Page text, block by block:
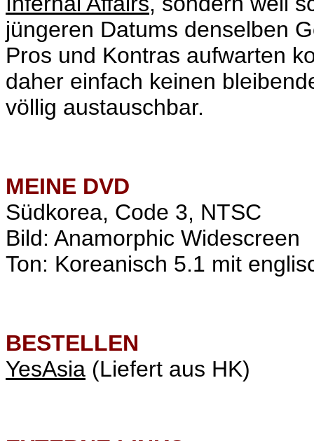
jüngeren Datums denselben
Pros und Kontras aufwarten
daher einfach keinen
völlig austauschbar.
MEINE DVD
Südkorea, Code 3, NTSC
Bild: Anamorphic Widescreen
Ton: Koreanisch 5.1 mit
BESTELLEN
YesAsia (Liefert aus HK)